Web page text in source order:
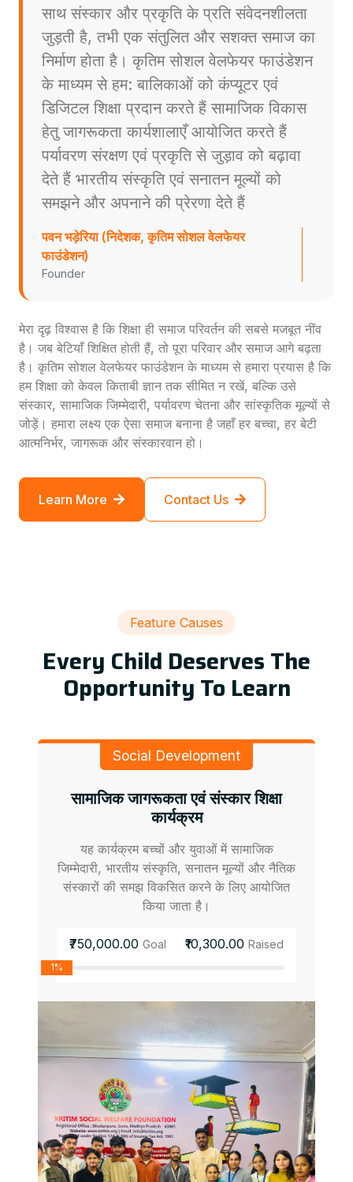
साथ संस्कार और प्रकृति के प्रति संवेदनशीलता
जुड़ती है, तभी एक संतुलित और सशक्त समाज का
निर्माण होता है। कृतिम सोशल वेलफेयर फाउंडेशन
के माध्यम से हम: बालिकाओं को कंप्यूटर एवं
डिजिटल शिक्षा प्रदान करते हैं सामाजिक विकास
हेतु जागरूकता कार्यशालाएँ आयोजित करते हैं
पर्यावरण संरक्षण एवं प्रकृति से जुड़ाव को बढ़ावा
देते हैं भारतीय संस्कृति एवं सनातन मूल्यों को
समझने और अपनाने की प्रेरणा देते हैं
पवन भड़ेरिया (निदेशक, कृतिम सोशल वेलफेयर
फाउंडेशन)
Founder
मेरा दृढ़ विश्वास है कि शिक्षा ही समाज परिवर्तन की सबसे मजबूत नींव
है। जब बेटियाँ शिक्षित होती हैं, तो पूरा परिवार और समाज आगे बढ़ता
है। कृतिम सोशल वेलफेयर फाउंडेशन के माध्यम से हमारा प्रयास है कि
हम शिक्षा को केवल किताबी ज्ञान तक सीमित न रखें, बल्कि उसे
संस्कार, सामाजिक जिम्मेदारी, पर्यावरण चेतना और सांस्कृतिक मूल्यों से
जोड़ें। हमारा लक्ष्य एक ऐसा समाज बनाना है जहाँ हर बच्चा, हर बेटी
आत्मनिर्भर, जागरूक और संस्कारवान हो।
Learn More Contact Us
Feature Causes
Every Child Deserves The
Opportunity To Learn
Social Development
सामाजिक जागरूकता एवं संस्कार शिक्षा
कार्यक्रम
यह कार्यक्रम बच्चों और युवाओं में सामाजिक
जिम्मेदारी, भारतीय संस्कृति, सनातन मूल्यों और नैतिक
संस्कारों की समझ विकसित करने के लिए आयोजित
किया जाता है।
₹750,000.00 Goal ₹10,300.00 Raised
1%